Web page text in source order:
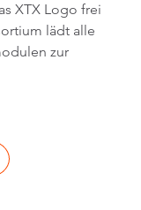
XTX Logo frei
lädt alle
zur